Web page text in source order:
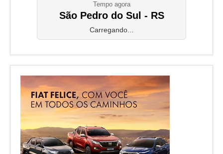
Tempo agora
São Pedro do Sul - RS
Carregando...